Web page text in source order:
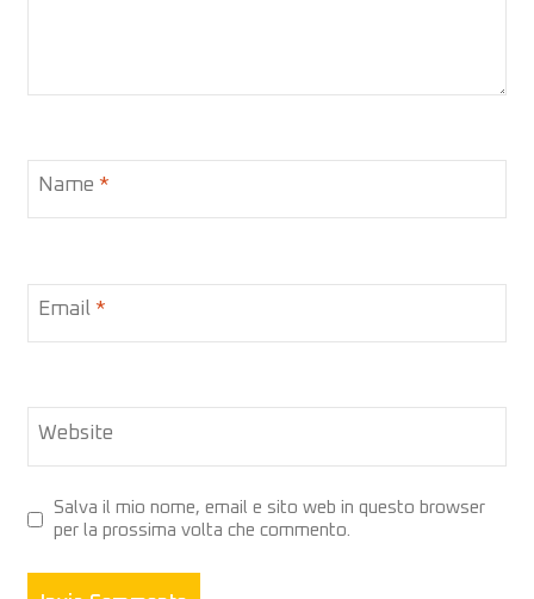
Name *
Email *
Website
Salva il mio nome, email e sito web in questo browser
per la prossima volta che commento.